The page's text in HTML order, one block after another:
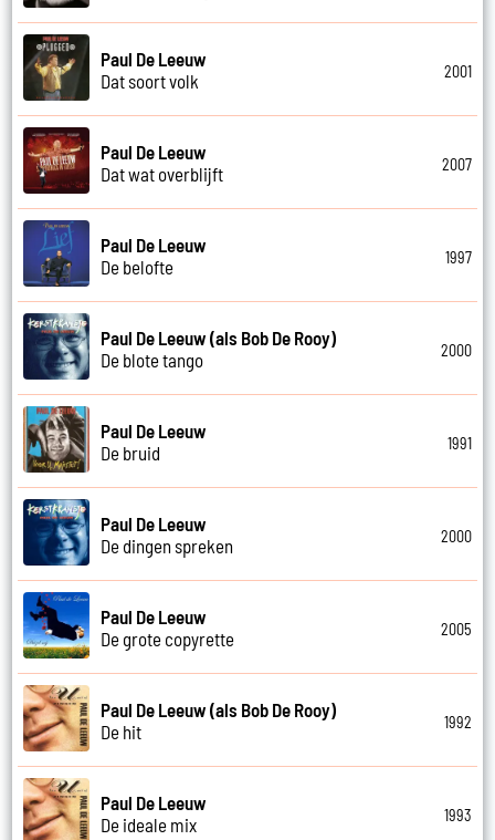
Paul De Leeuw
Dat soort volk
2001
Paul De Leeuw
Dat wat overblijft
2007
Paul De Leeuw
De belofte
1997
Paul De Leeuw (als Bob De Rooy)
De blote tango
2000
Paul De Leeuw
De bruid
1991
Paul De Leeuw
De dingen spreken
2000
Paul De Leeuw
De grote copyrette
2005
Paul De Leeuw (als Bob De Rooy)
De hit
1992
Paul De Leeuw
De ideale mix
1993